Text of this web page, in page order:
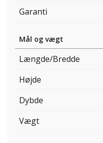
Garanti
Mål og vægt
Længde/Bredde
Højde
Dybde
Vægt